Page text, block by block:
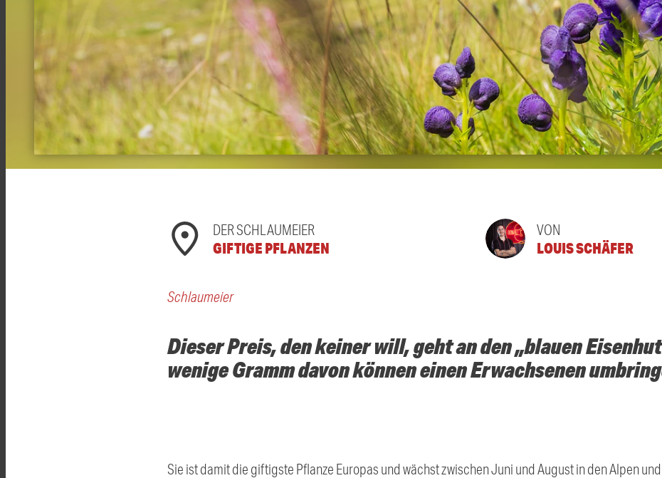
DER SCHLAUMEIER
GIFTIGE PFLANZEN
VON
LOUIS SCHÄFER
Schlaumeier
Dieser Preis, den keiner will, geht an den „blauen
wenige Gramm davon können einen Erwachsenen
Sie ist damit die giftigste Pflanze Europas und wächst zwischen Juni und August in den Alpen